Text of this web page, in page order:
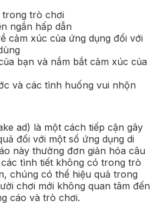
trong trò chơi
ngắn hấp dẫn
cảm xúc của ứng dụng đối với
bạn và nắm bắt cảm xúc của
và các tình huống vui nhộn
ad) là một cách tiếp cận gây
đối với một số ứng dụng di
này thường đơn giản hóa câu
tình tiết không có trong trò
chúng có thể hiệu quả trong
chơi mới không quan tâm đến
cáo và trò chơi.